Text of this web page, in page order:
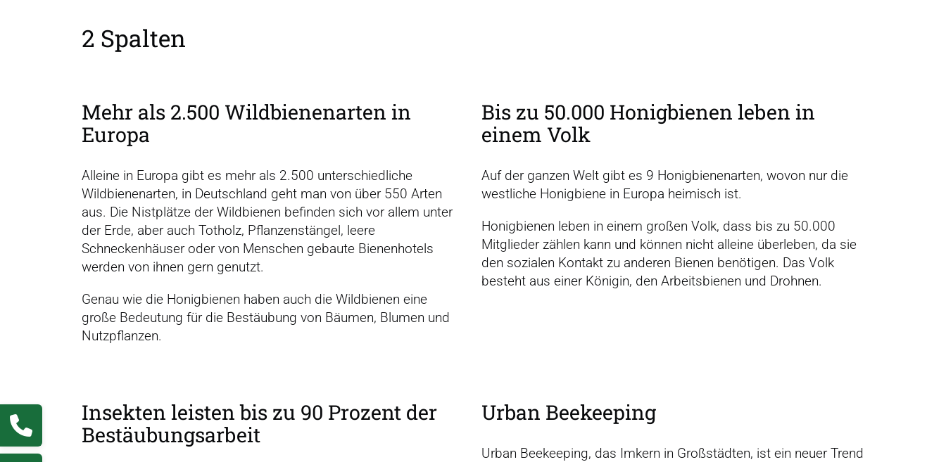
2 Spalten
Mehr als 2.500 Wild­bienen­arten in
Europa
Alleine in Europa gibt es mehr als 2.500 unterschiedliche
Wildbienenarten, in Deutschland geht man von über 550 Arten
aus. Die Nistplätze der Wildbienen befinden sich vor allem unter
der Erde, aber auch Totholz, Pflanzenstängel, leere
Schneckenhäuser oder von Menschen gebaute Bienenhotels
werden von ihnen gern genutzt.
Genau wie die Honigbienen haben auch die Wildbienen eine
große Bedeutung für die Bestäubung von Bäumen, Blumen und
Nutzpflanzen.
Bis zu 50.000 Honig­bienen leben in
einem Volk
Auf der ganzen Welt gibt es 9 Honigbienenarten, wovon nur die
westliche Honigbiene in Europa heimisch ist.
Honigbienen leben in einem großen Volk, dass bis zu 50.000
Mitglieder zählen kann und können nicht alleine überleben, da sie
den sozialen Kontakt zu anderen Bienen benötigen. Das Volk
besteht aus einer Königin, den Arbeitsbienen und Drohnen.
Insekten leisten bis zu 90 Prozent der
Bestäu­bungs­arbeit
Urban Beekeeping
Urban Beekeeping, das Imkern in Großstädten, ist ein neuer Trend